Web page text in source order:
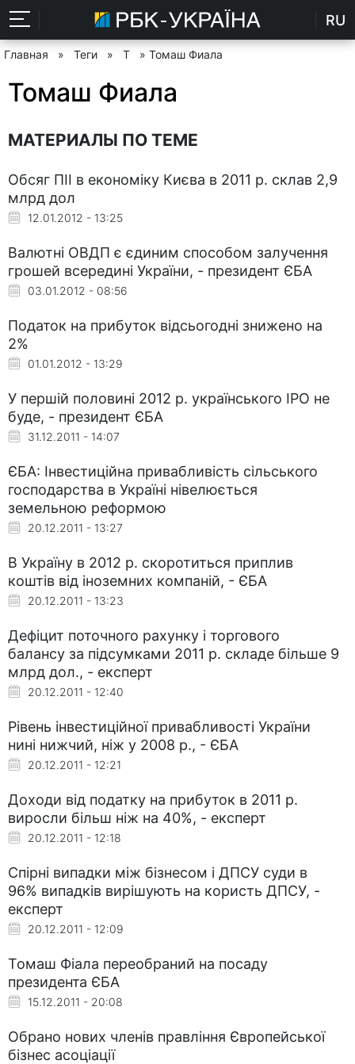
RU
Главная » Теги » Т » Томаш Фиала
Томаш Фиала
МАТЕРИАЛЫ ПО ТЕМЕ
Обсяг ПІІ в економіку Києва в 2011 р. склав 2,9
млрд дол
12.01.2012 - 13:25
Валютні ОВДП є єдиним способом залучення
грошей всередині України, - президент ЄБА
03.01.2012 - 08:56
Податок на прибуток відсьогодні знижено на
2%
01.01.2012 - 13:29
У першій половині 2012 р. українського IPO не
буде, - президент ЄБА
31.12.2011 - 14:07
ЄБА: Інвестиційна привабливість сільського
господарства в Україні нівелюється
земельною реформою
20.12.2011 - 13:27
В Україну в 2012 р. скоротиться приплив
коштів від іноземних компаній, - ЄБА
20.12.2011 - 13:23
Дефіцит поточного рахунку і торгового
балансу за підсумками 2011 р. складе більше 9
млрд дол., - експерт
20.12.2011 - 12:40
Рівень інвестиційної привабливості України
нині нижчий, ніж у 2008 р., - ЄБА
20.12.2011 - 12:21
Доходи від податку на прибуток в 2011 р.
виросли більш ніж на 40%, - експерт
20.12.2011 - 12:18
Спірні випадки між бізнесом і ДПСУ суди в
96% випадків вирішують на користь ДПСУ, -
експерт
20.12.2011 - 12:09
Томаш Фіала переобраний на посаду
президента ЄБА
15.12.2011 - 20:08
Обрано нових членів правління Європейської
бізнес асоціації